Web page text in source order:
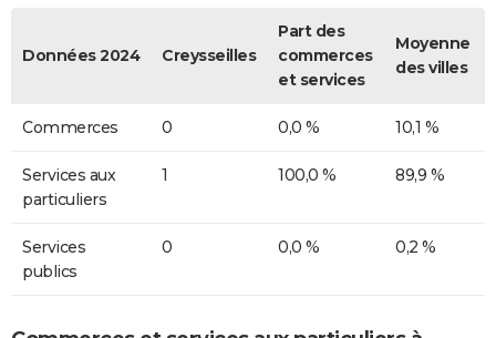
Données 2024 Creysseilles
Part des
commerces
et services
Moyenne
des villes
Commerces 0 0,0 % 10,1 %
Services aux
particuliers
1 100,0 % 89,9 %
Services
publics
0 0,0 % 0,2 %